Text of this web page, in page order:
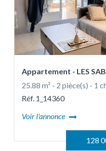
Appartement - LES
25.88 m² - 2 pièce(s) - 1
Réf. 1_14360
Voir l'annonce
128